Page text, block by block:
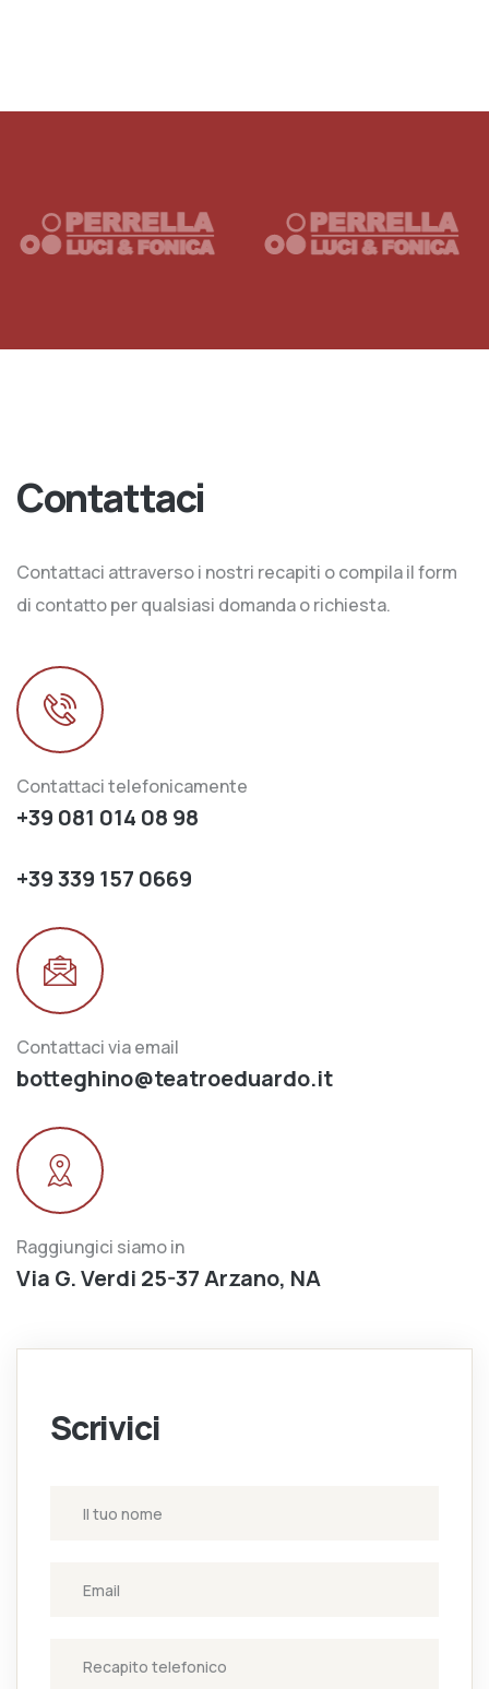
Contattaci
Contattaci attraverso i nostri recapiti o compila il form
di contatto per qualsiasi domanda o richiesta.
Contattaci telefonicamente
+39 081 014 08 98
+39 339 157 0669
Contattaci via email
botteghino@teatroeduardo.it
Raggiungici siamo in
Via G. Verdi 25-37 Arzano, NA
Scrivici